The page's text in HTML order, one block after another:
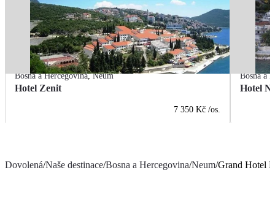
Bosna a Hercegovina,Neum
Hotel Zenit
7 350 Kč /os.
Bosna a
Hotel
Dovolená/Naše destinace/Bosna a Hercegovina/Neum/Grand Hotel